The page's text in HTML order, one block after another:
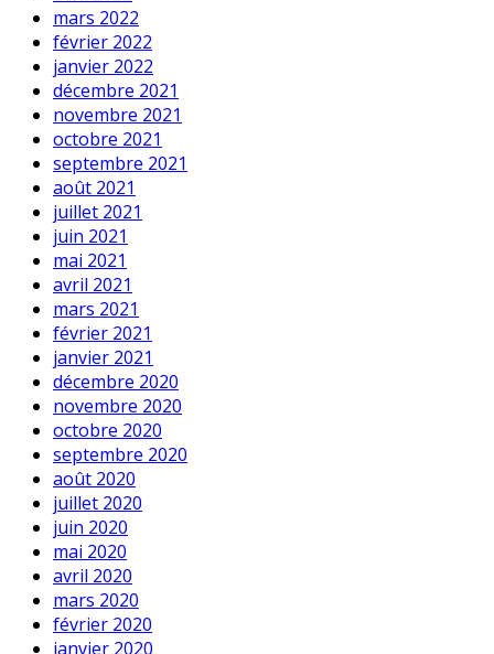
mars 2022
février 2022
janvier 2022
décembre 2021
novembre 2021
octobre 2021
septembre 2021
août 2021
juillet 2021
juin 2021
mai 2021
avril 2021
mars 2021
février 2021
janvier 2021
décembre 2020
novembre 2020
octobre 2020
septembre 2020
août 2020
juillet 2020
juin 2020
mai 2020
avril 2020
mars 2020
février 2020
janvier 2020